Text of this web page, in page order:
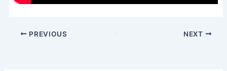
PREVIOUS NEXT